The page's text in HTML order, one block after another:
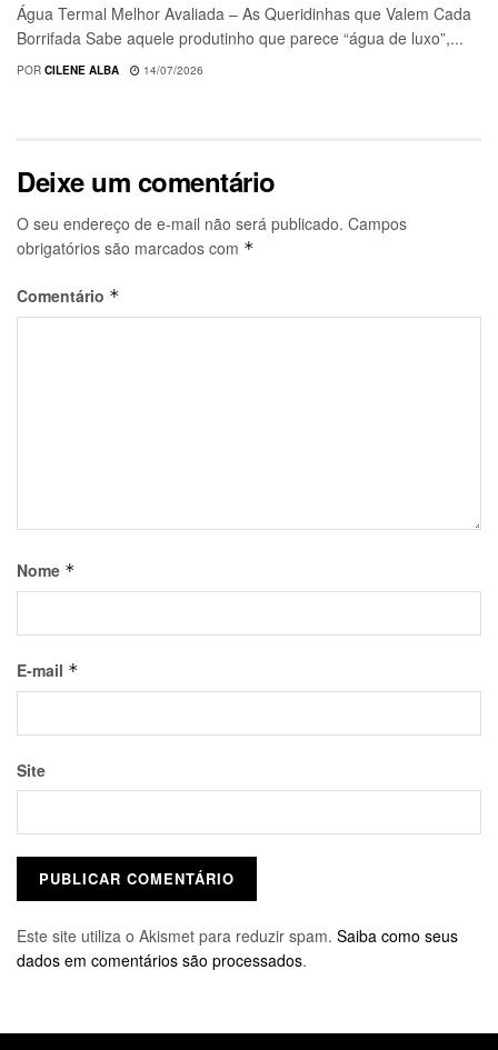
Água Termal Melhor Avaliada – As Queridinhas que Valem Cada
Borrifada Sabe aquele produtinho que parece “água de luxo”,...
POR CILENE ALBA 14/07/2026
Deixe um comentário
O seu endereço de e-mail não será publicado. Campos
obrigatórios são marcados com *
Comentário *
Nome *
E-mail *
Site
Este site utiliza o Akismet para reduzir spam. Saiba como seus
dados em comentários são processados.